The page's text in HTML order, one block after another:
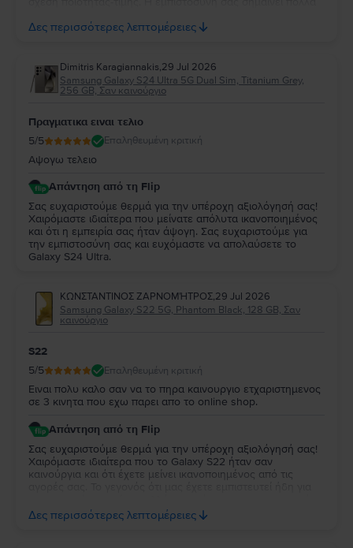
σας εξυπηρετήσουμε ξανά στο μέλλον!
Δες περισσότερες λεπτομέρειες
Dimitris Karagiannakis,29 Jul 2026
Samsung Galaxy S24 Ultra 5G Dual Sim, Titanium Grey,
256 GB, Σαν καινούργιο
Πραγματικα ειναι τελιο
5/5 Επαληθευμένη κριτική
Αψογω τελειο
Απάντηση από τη Flip
Σας ευχαριστούμε θερμά για την υπέροχη αξιολόγησή σας!
Χαιρόμαστε ιδιαίτερα που μείνατε απόλυτα ικανοποιημένος
και ότι η εμπειρία σας ήταν άψογη. Σας ευχαριστούμε για
την εμπιστοσύνη σας και ευχόμαστε να απολαύσετε το
Galaxy S24 Ultra.
ΚΩΝΣΤΑΝΤΙΝΟΣ ΖΑΡΝΟΜΉΤΡΟΣ,29 Jul 2026
Samsung Galaxy S22 5G, Phantom Black, 128 GB, Σαν
καινούργιο
S22
5/5 Επαληθευμένη κριτική
Ειναι πολυ καλο σαν να το πηρα καινουργιο ετχαριστημενος
σε 3 κινητα που εχω παρει απο το online shop.
Απάντηση από τη Flip
Σας ευχαριστούμε θερμά για την υπέροχη αξιολόγησή σας!
Χαιρόμαστε ιδιαίτερα που το Galaxy S22 ήταν σαν
καινούργια και ότι έχετε μείνει ικανοποιημένος από τις
ειλικρινά για τη στήριξή σας. Σας ευχόμαστε να απολαύσετε
τη νέα σας συσκευή και θα χαρούμε να σας
Δες περισσότερες λεπτομέρειες